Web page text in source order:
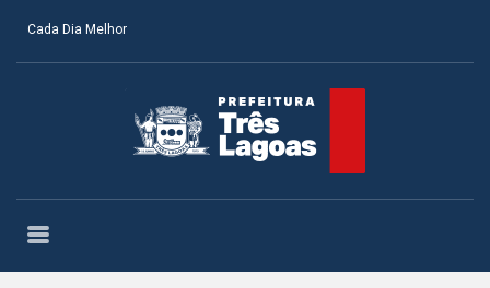
Cada Dia Melhor